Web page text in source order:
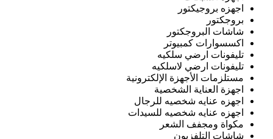
اجهزه بروجيكتور
بروجكتور
شاشات البروجكتور
اكسسوارات كمبيوتر
تليفونات ارضي سلكيه
تليفونات ارضي لاسلكيه
مستلزمات الأجهزة الإلكترونية
اجهزة العناية الشخصية
اجهزه عنايه شخصيه للرجال
اجهزه عنايه شخصيه للسيدات
مكواة ومجفف الشعر
شاشات التلفزيون